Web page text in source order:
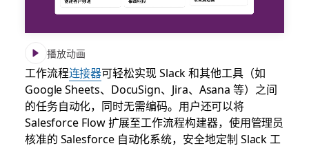
播放动画
工作流程连接器可轻松实现 Slack 和其他工具（如
Google Sheets、DocuSign、Jira、Asana 等）之间
的任务自动化，同时无需编码。用户还可以将
Salesforce Flow 扩展至工作流程构建器，使用管理员
核准的 Salesforce 自动化系统，安全地定制 Slack 工